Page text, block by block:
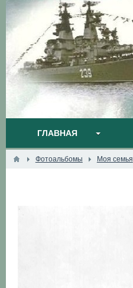
ГЛАВНАЯ
Фотоальбомы Моя семья